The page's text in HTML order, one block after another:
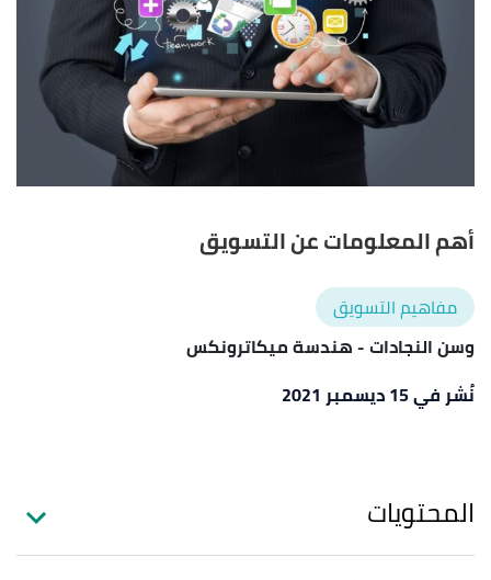
أهم المعلومات عن التسويق
مفاهيم التسويق
وسن النجادات - هندسة ميكاترونكس
نُشر في 15 ديسمبر 2021
المحتويات